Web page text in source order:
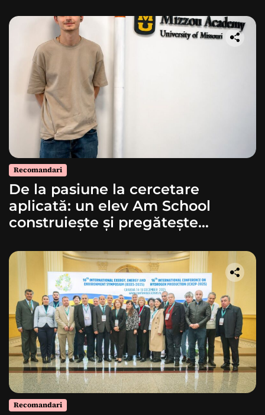
Recomandari
De la pasiune la cercetare
aplicată: un elev Am School
construiește și pregătește
Recomandari